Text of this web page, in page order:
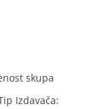
skupa
Izdavača: